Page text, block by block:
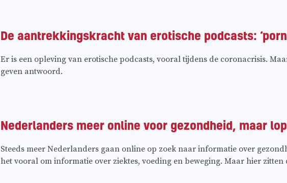
De aantrekkingskracht van erotische podcasts:
Er is een opleving van erotische podcasts, vooral tijdens de coronacrisis.
geven antwoord.
Nederlanders meer online voor gezondheid, maar
Steeds meer Nederlanders gaan online op zoek naar informatie over
het vooral om informatie over ziektes, voeding en beweging. Maar hier zitten